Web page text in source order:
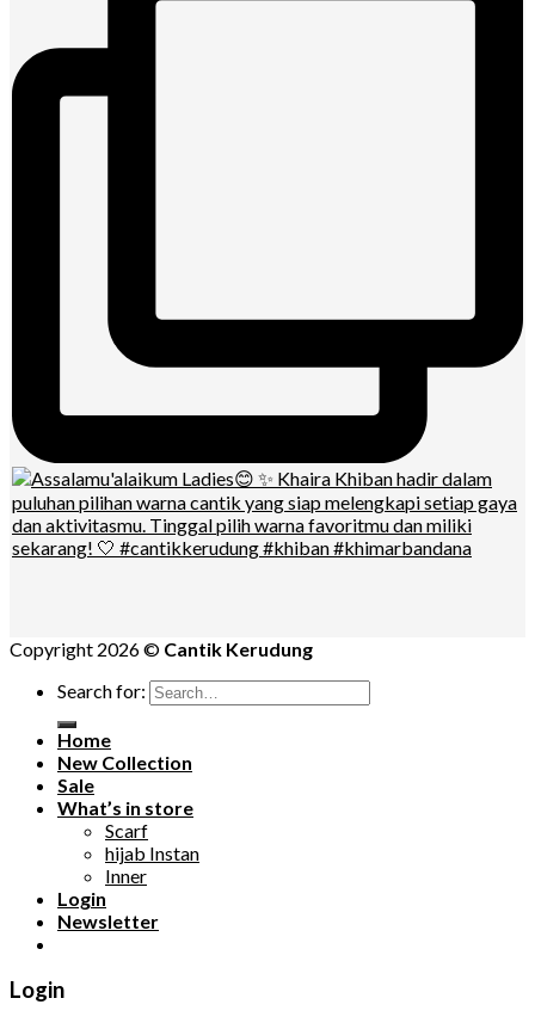
Copyright 2026 © Cantik Kerudung
Search for:
Home
New Collection
Sale
What’s in store
Scarf
hijab Instan
Inner
Login
Newsletter
Login